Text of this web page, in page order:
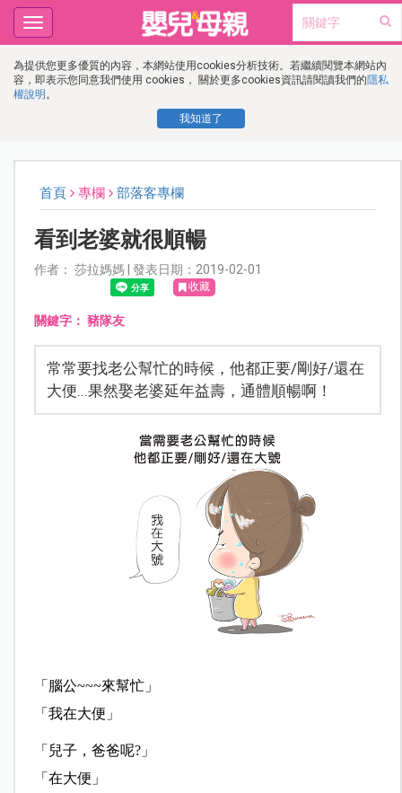
為提供您更多優質的內容，本網站使用cookies分析技術。若繼續閱覽本網站內
容，即表示您同意我們使用 cookies， 關於更多cookies資訊請閱讀我們的隱私
權說明 。
我知道了
Toggle
navigation
首頁 專欄 部落客專欄
看到老婆就很順暢
作者： 莎拉媽媽 | 發表日期：2019-02-01
收藏
關鍵字： 豬隊友
常常要找老公幫忙的時候，他都正要/剛好/還在
大便...果然娶老婆延年益壽，通體順暢啊！
「腦公~~~來幫忙」
「我在大便」
「兒子，爸爸呢?」
「在大便」